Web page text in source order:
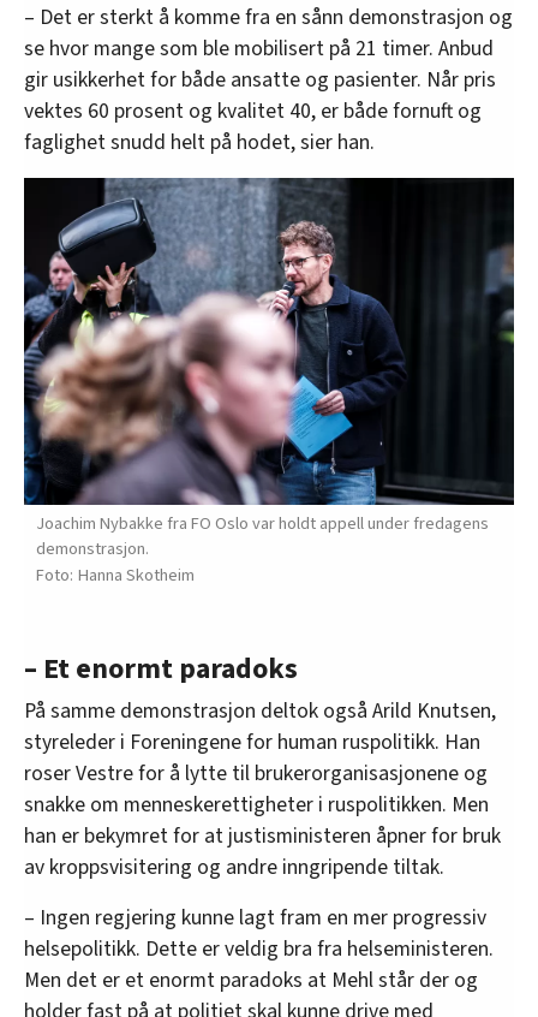
– Det er sterkt å komme fra en sånn demonstrasjon og
se hvor mange som ble mobilisert på 21 timer. Anbud
gir usikkerhet for både ansatte og pasienter. Når pris
vektes 60 prosent og kvalitet 40, er både fornuft og
faglighet snudd helt på hodet, sier han.
Joachim Nybakke fra FO Oslo var holdt appell under fredagens
demonstrasjon.
Hanna Skotheim
– Et enormt paradoks
På samme demonstrasjon deltok også Arild Knutsen,
styreleder i Foreningene for human ruspolitikk. Han
roser Vestre for å lytte til brukerorganisasjonene og
snakke om menneskerettigheter i ruspolitikken. Men
han er bekymret for at justisministeren åpner for bruk
av kroppsvisitering og andre inngripende tiltak.
– Ingen regjering kunne lagt fram en mer progressiv
helsepolitikk. Dette er veldig bra fra helseministeren.
Men det er et enormt paradoks at Mehl står der og